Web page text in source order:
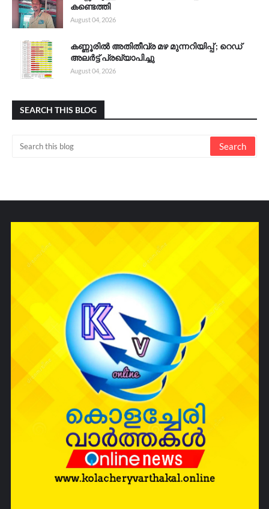
കണ്ടെത്തി
August 04, 2026
കണ്ണൂരിൽ അതിതീവ്ര മഴ മുന്നറിയിപ്പ് ; റെഡ്
അലർട്ട് പ്രഖ്യാപിച്ചു
August 04, 2026
SEARCH THIS BLOG